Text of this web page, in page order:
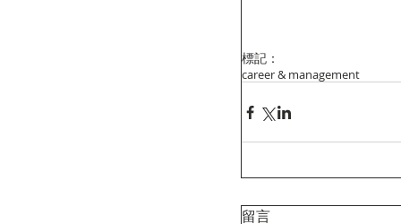
標記：
career & management
留言